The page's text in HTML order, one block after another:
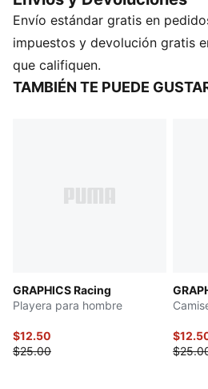
relajado.
DETALLES
100 % algodón
Ajuste regular
Cuello redondo
Envío estándar gratis en
impuestos y devolución gratis
que califiquen.
TAMBIÉN TE PUEDE
GRAPHICS Racing
Playera para hombre
$12.50
$25.00